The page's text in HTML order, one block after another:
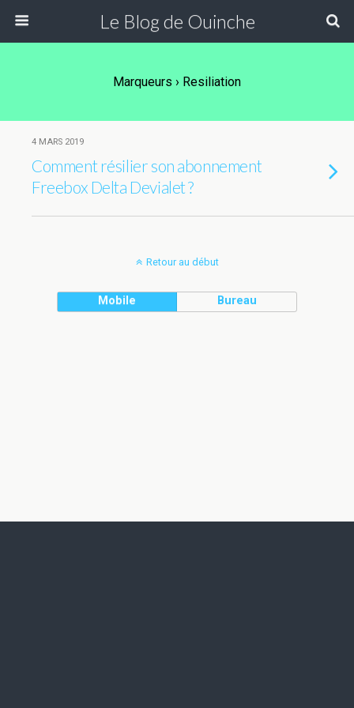
Le Blog de Ouinche
Marqueurs › Resiliation
4 MARS 2019
Comment résilier son abonnement
Freebox Delta Devialet ?
Retour au début
Mobile Bureau